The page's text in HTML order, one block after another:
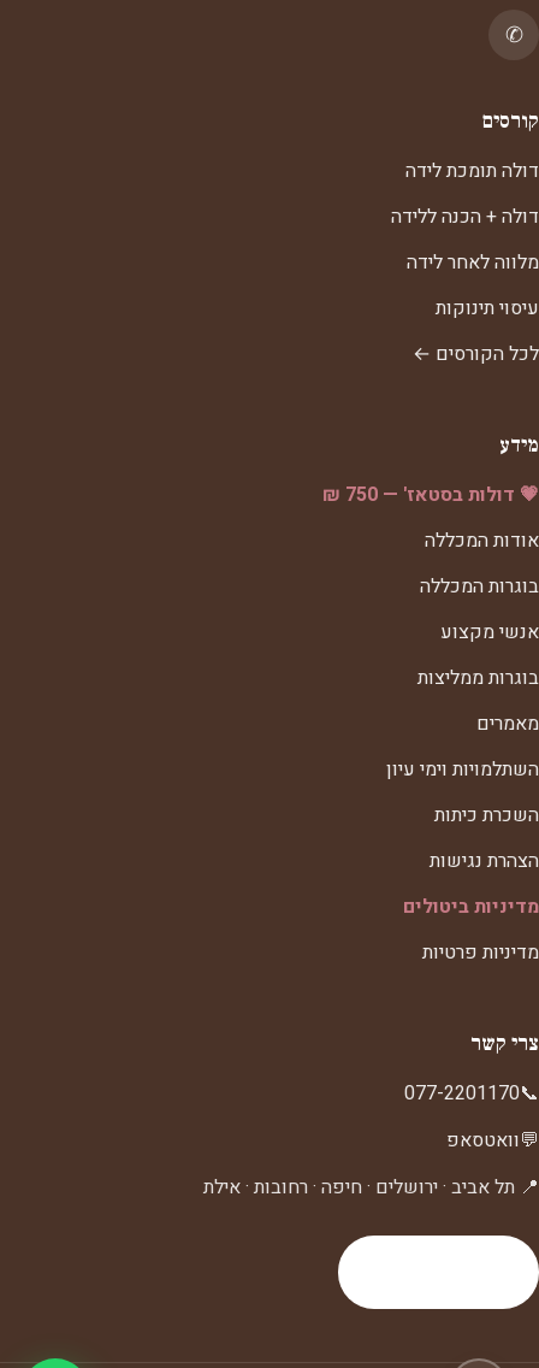
✆
קורסים
דולה תומכת לידה
דולה + הכנה ללידה
מלווה לאחר לידה
עיסוי תינוקות
לכל הקורסים ←
מידע
💗 דולות בסטאז' — 750 ₪
אודות המכללה
בוגרות המכללה
אנשי מקצוע
בוגרות ממליצות
מאמרים
השתלמויות וימי עיון
השכרת כיתות
הצהרת נגישות
מדיניות ביטולים
מדיניות פרטיות
צרי קשר
📞
077-2201170
💬וואטסאפ
📍 תל אביב · ירושלים · חיפה · רחובות · אילת